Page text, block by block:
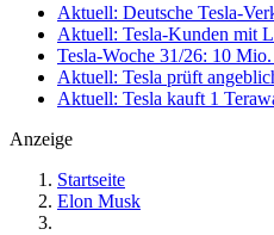
Aktuell: Deutsche Tesla-
Aktuell: Tesla-Kunden mit
Tesla-Woche 31/26: 10
Aktuell: Tesla prüft
Aktuell: Tesla kauft 1
Anzeige
Startseite
Elon Musk